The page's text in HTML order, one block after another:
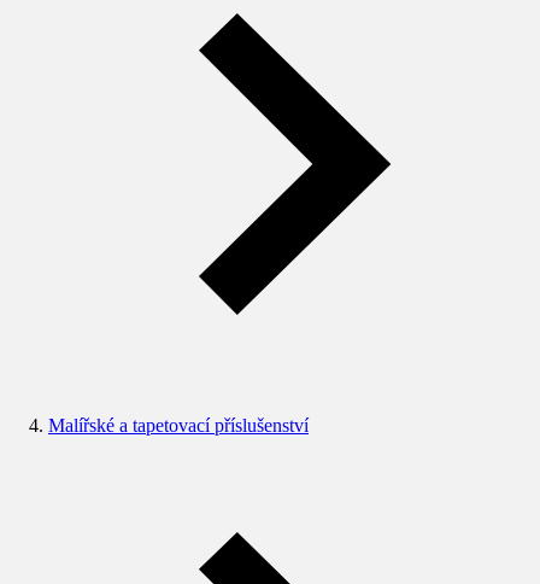
Malířské a tapetovací příslušenství